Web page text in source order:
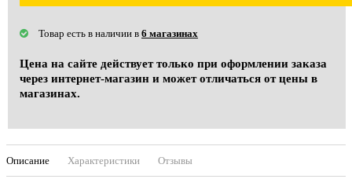
Товар есть в наличии в 6 магазинах
Цена на сайте действует только при оформлении заказа
через интернет-магазин и может отличаться от цены в
магазинах.
Описание Характеристики Отзывы